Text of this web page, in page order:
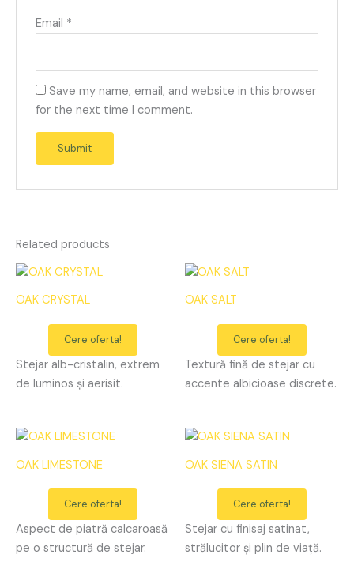
Email *
Save my name, email, and website in this browser
for the next time I comment.
Related products
OAK CRYSTAL
Cere oferta!
Stejar alb-cristalin, extrem
de luminos și aerisit.
OAK SALT
Cere oferta!
Textură fină de stejar cu
accente albicioase discrete.
OAK LIMESTONE
Cere oferta!
Aspect de piatră calcaroasă
pe o structură de stejar.
OAK SIENA SATIN
Cere oferta!
Stejar cu finisaj satinat,
strălucitor și plin de viață.